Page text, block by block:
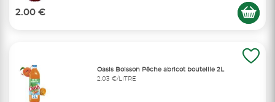
2.00 €
Oasis Boisson Pêche abricot bouteille 2L
2,03 €/LITRE